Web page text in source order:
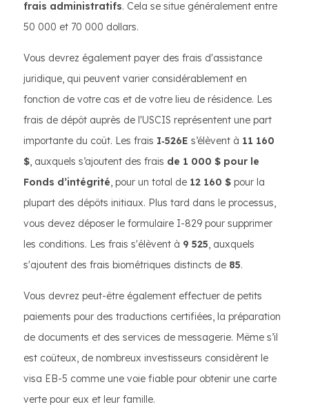
frais administratifs. Cela se situe généralement entre
50 000 et 70 000 dollars.
Vous devrez également payer des frais d'assistance
juridique, qui peuvent varier considérablement en
fonction de votre cas et de votre lieu de résidence. Les
frais de dépôt auprès de l'USCIS représentent une part
importante du coût. Les frais I‑526E s’élèvent à 11 160
$, auxquels s’ajoutent des frais de 1 000 $ pour le
Fonds d’intégrité, pour un total de 12 160 $ pour la
plupart des dépôts initiaux. Plus tard dans le processus,
vous devez déposer le formulaire I-829 pour supprimer
les conditions. Les frais s'élèvent à 9 525, auxquels
s'ajoutent des frais biométriques distincts de 85.
Vous devrez peut-être également effectuer de petits
paiements pour des traductions certifiées, la préparation
de documents et des services de messagerie. Même s’il
est coûteux, de nombreux investisseurs considèrent le
visa EB-5 comme une voie fiable pour obtenir une carte
verte pour eux et leur famille.